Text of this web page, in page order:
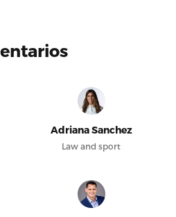
Adriana Sanchez
Law and sport